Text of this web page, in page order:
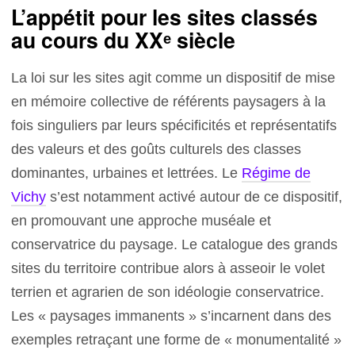
L’appétit pour les sites classés
au cours du XXᵉ siècle
La loi sur les sites agit comme un dispositif de mise
en mémoire collective de référents paysagers à la
fois singuliers par leurs spécificités et représentatifs
des valeurs et des goûts culturels des classes
dominantes, urbaines et lettrées. Le Régime de
Vichy s’est notamment activé autour de ce dispositif,
en promouvant une approche muséale et
conservatrice du paysage. Le catalogue des grands
sites du territoire contribue alors à asseoir le volet
terrien et agrarien de son idéologie conservatrice.
Les « paysages immanents » s’incarnent dans des
exemples retraçant une forme de « monumentalité »